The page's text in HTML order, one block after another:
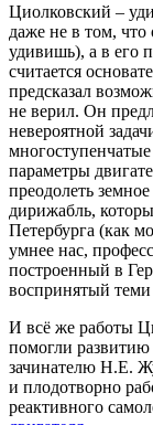
Циолковский –
даже не в том,
удивишь), а в его
считается
предсказал
не верил. Он
невероятной
параметры
преодолеть
дирижабль,
Петербурга (как
умнее нас,
построенный в
воспринятый
И всё же работы
помогли развитию
зачинателю Н.Е.
и плодотворно
реактивного